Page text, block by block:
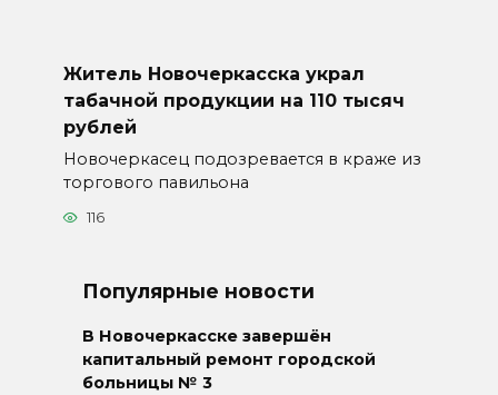
Житель Новочеркасска украл
табачной продукции на 110 тысяч
рублей
Новочеркасец подозревается в краже из
торгового павильона
116
Популярные новости
В Новочеркасске завершён
капитальный ремонт городской
больницы № 3